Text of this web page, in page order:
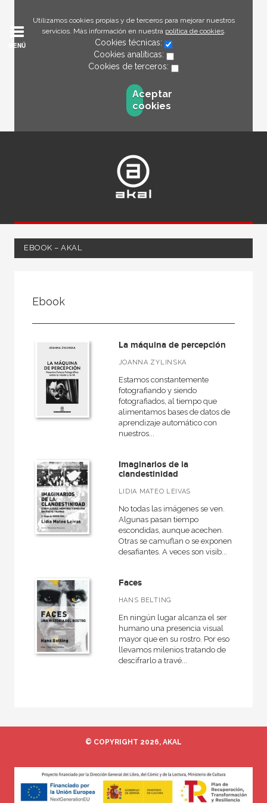
Utilizamos cookies propias y de terceros para mejorar nuestros
servicios. Más información en nuestra política de cookies.
Cookies técnicas:
Cookies analíticas:
Cookies de terceros:
Aceptar
cookies
MENÚ
EBOOK – AKAL
Ciencias humanas y sociales
Bellas Artes
Fotografía
MATERIAS
Pintura
Fotografía
Diseño
Arte en contexto
Bellas Artes
Cultura Digital
Estudios visuales
Cartoné
Ebook
Ebook
La máquina de percepción
JOANNA ZYLINSKA
Estamos constantemente
fotografiando y siendo
fotografiados, al tiempo que
alimentamos bases de datos de
aprendizaje automático con
nuestros...
Imaginarios de la
clandestinidad
LIDIA MATEO LEIVAS
No todas las imágenes se ven.
Algunas pasan tiempo
escondidas, aunque acechen.
Otras se camuflan o se exponen
desafiantes. A veces son visib...
Faces
HANS BELTING
En ningún lugar alcanza el ser
humano una presencia visual
mayor que en su rostro. Por eso
llevamos milenios tratando de
descifrarlo a travé...
© COPYRIGHT 2026, AKAL